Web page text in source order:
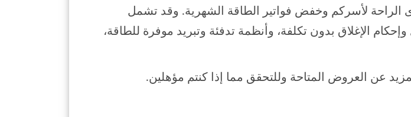
لأسركم وخفض فواتير الطاقة الشهرية. وقد تشمل
الإغلاق بدون تكلفة، وأنظمة تدفئة وتبريد موفرة للطاقة،
عن العروض المتاحة وللتحقق مما إذا كنتم مؤهلين.